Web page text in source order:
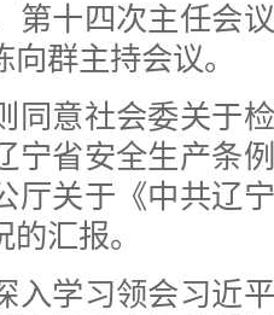
第十四次主任会
群主持会议。
意社会委关于检
宁省安全生产条
厅关于《中共辽
汇报。
学习领会习近平